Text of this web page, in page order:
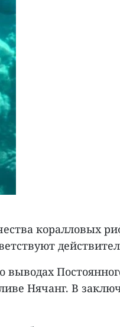
коралловых
Нячанг. В